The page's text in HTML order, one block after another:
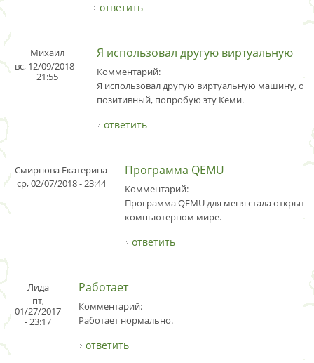
ответить
Михаил
вс, 12/09/2018 -
21:55
Я использовал другую виртуальную
Комментарий:
Я использовал другую виртуальную машину,
позитивный, попробую эту Кеми.
ответить
Смирнова Екатерина
ср, 02/07/2018 - 23:44
Программа QEMU
Комментарий:
Программа QEMU для меня стала
компьютерном мире.
ответить
Лида
пт,
01/27/2017
- 23:17
Работает
Комментарий:
Работает нормально.
ответить